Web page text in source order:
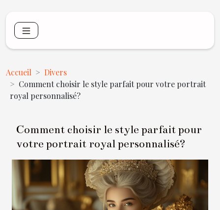
Accueil
Divers
Comment choisir le style parfait pour votre portrait
royal personnalisé?
Comment choisir le style parfait pour
votre portrait royal personnalisé?